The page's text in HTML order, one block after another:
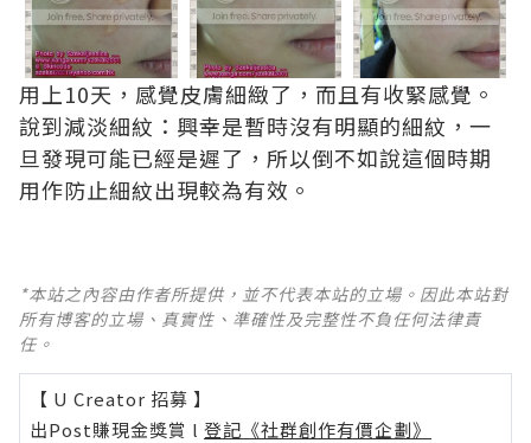
用上10天，感覺皮膚細緻了，而且有收緊感覺。
說到減淡細紋：興幸是暫時沒有明顯的細紋，一
旦發現可能已經是遲了，所以倒不如說這個時期
用作防止細紋出現較為有效。
*本站之內容由作者所提供，並不代表本站的立場。因此本站對
所有博客的立場、真實性、準確性及完整性不負任何法律責
任。
【 U Creator 招募 】
出Post賺現金獎賞 l 登記《社群創作有價企劃》